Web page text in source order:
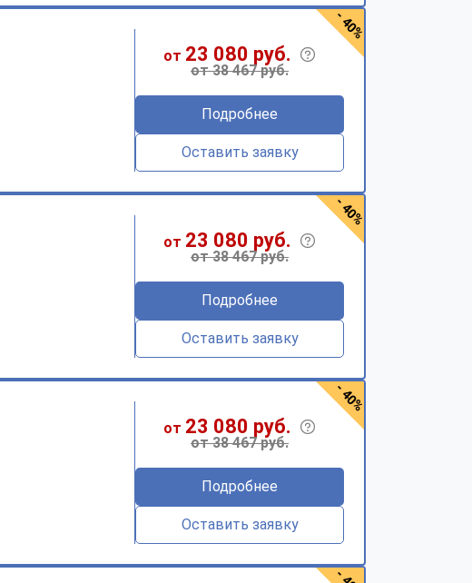
от 23 080 руб.
от 38 467 руб.
Подробнее
Оставить заявку
- 40%
от 23 080 руб.
от 38 467 руб.
Подробнее
Оставить заявку
- 40%
от 23 080 руб.
от 38 467 руб.
Подробнее
Оставить заявку
- 40%